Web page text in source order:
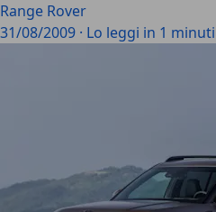
Range Rover
31/08/2009 · Lo leggi in 1 minuti